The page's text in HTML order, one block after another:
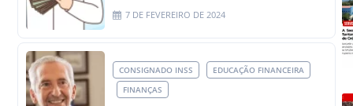
7 DE FEVEREIRO DE 2024
CONSIGNADO INSS
EDUCAÇÃO FINANCEIRA
FINANÇAS